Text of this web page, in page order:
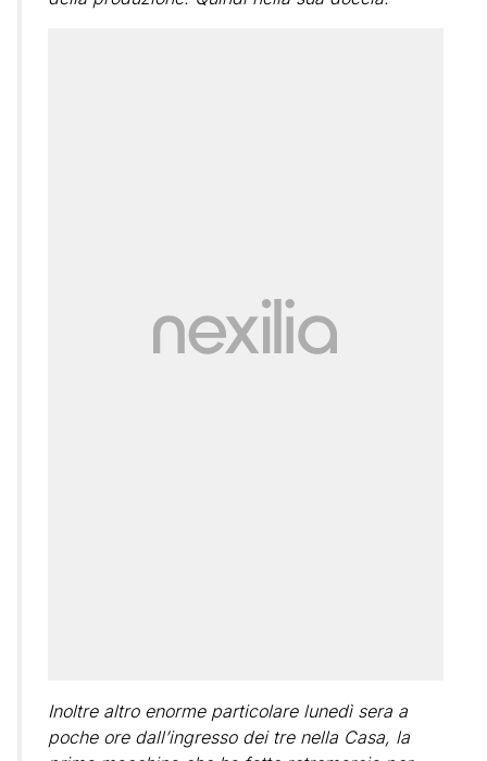
Inoltre altro enorme particolare lunedì sera a
poche ore dall’ingresso dei tre nella Casa, la